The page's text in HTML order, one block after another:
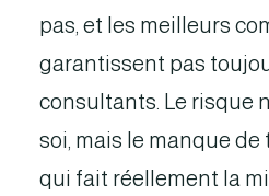
pas, et les meilleurs
garantissent pas
consultants. Le risque
soi, mais le manque
qui fait réellement la